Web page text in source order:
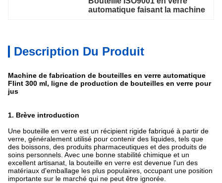
automatique faisant la machine
Description Du Produit
Machine de fabrication de bouteilles en verre automatique
Flint 300 ml, ligne de production de bouteilles en verre pour
jus
1. Brève introduction
Une bouteille en verre est un récipient rigide fabriqué à partir de
verre, généralement utilisé pour contenir des liquides, tels que
des boissons, des produits pharmaceutiques et des produits de
soins personnels. Avec une bonne stabilité chimique et un
excellent artisanat, la bouteille en verre est devenue l'un des
matériaux d'emballage les plus populaires, occupant une position
importante sur le marché qui ne peut être ignorée.